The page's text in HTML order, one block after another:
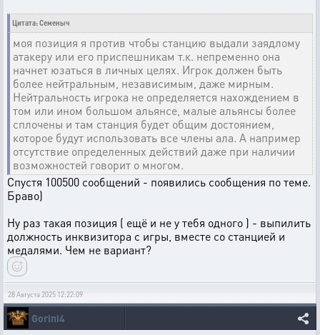
Цитата: Семеныч
моя позиция я против чтобы станцию выдали заядлому
атакеру или его приспешникам т.к. непременно она
начнет юзаться в личных целях. Игрок должен быть
более нейтральным, независимым, даже мирным.
Нейтральность игрока не определяется нахождением в
том или ином большом альянсе, малые альянсы более
сплочены и там станция будет общим достоянием,
которое будут использовать все члены ала. А например
отсутствие определенных действий даже при наличии
возможностей говорит о многом.
Спустя 100500 сообщений - появились сообщения по теме.
Браво)
Ну раз такая позиция ( ещё и не у тебя одного ) - выпилить
должность инквизитора с игры, вместе со станцией и
медалями. Чем не вариант?
28 Августа 2025 12:22:09
Gorini4